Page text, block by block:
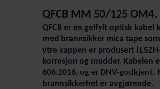
QFCB MM 50/125
QFCB er en gelfylt optisk
med brannsikker mica tape
ytre kappen er produsert i
korrosjon og mudder. Kabelen
606:2016, og er DNV-
brannsikkerhet er avgjørende.